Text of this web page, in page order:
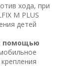
хода, при
M PLUS
детей
помощью